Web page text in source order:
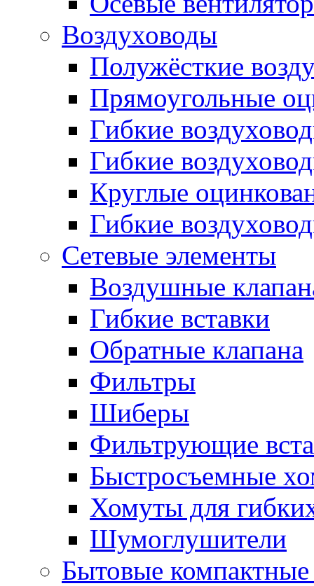
Воздуховоды
Полужёсткие
Прямоугольные
Гибкие
Гибкие
Круглые
Гибкие
Сетевые элементы
Воздушные
Гибкие вставки
Обратные клапана
Фильтры
Шиберы
Фильтрующие
Быстросъемные
Хомуты для
Шумоглушители
Бытовые